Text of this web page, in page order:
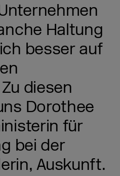
Haltung
besser auf
diesen
Dorothee
für
bei der
Auskunft.